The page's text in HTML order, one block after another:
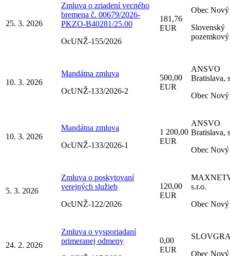
25. 3. 2026
Zmluva o zriadení vecného
bremena č. 00679/2026-
PKZO-B40281/25.00
OcUNŽ-155/2026
181,76
EUR
Obec
Slovenský
10. 3. 2026
Mandátna zmluva
OcUNŽ-133/2026-2
500,00
EUR
ANSVO
Bratislava,
Obec
10. 3. 2026
Mandátna zmluva
OcUNŽ-133/2026-1
1 200,00
EUR
ANSVO
Bratislava,
Obec
5. 3. 2026
Zmluva o poskytovaní
verejných služieb
OcUNŽ-122/2026
120,00
EUR
s.r.o.
Obec
24. 2. 2026
Zmluva o vysporiadaní
primeranej odmeny
0,00
EUR
Obec